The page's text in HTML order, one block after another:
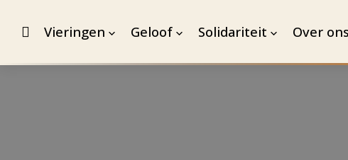
Vieringen Geloof Solidariteit Over ons